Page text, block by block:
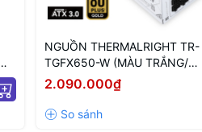
NGUỒN THERMALRIGHT TR-
TGFX650-W (MÀU TRẮNG/
CHUẨN SFX/ FULL MODULAR/
2.090.000₫